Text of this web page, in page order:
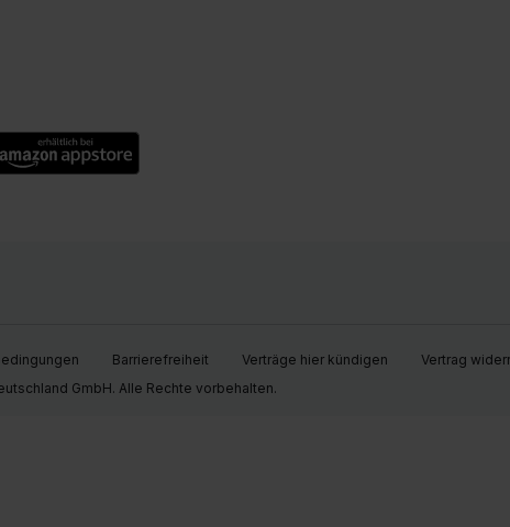
Barrierefreiheit Verträge hier kündigen Vertrag
GmbH. Alle Rechte vorbehalten.